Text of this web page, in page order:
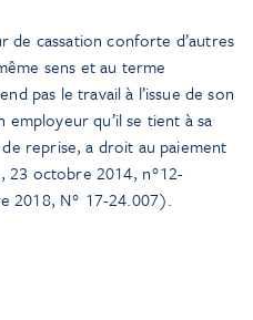
de cassation conforte d’autres
sens et au terme
pas le travail à l’issue de son
qu’il se tient à sa
reprise, a droit au paiement
23 octobre 2014, n°12-
2018, N° 17-24.007).